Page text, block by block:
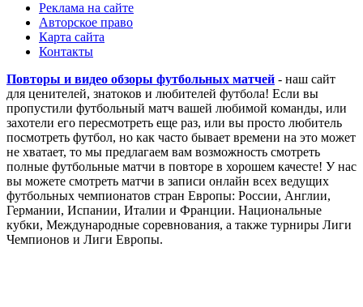
Реклама на сайте
Авторское право
Карта сайта
Контакты
Повторы и видео обзоры футбольных матчей - наш сайт
для ценителей, знатоков и любителей футбола! Если вы
пропустили футбольный матч вашей любимой команды, или
захотели его пересмотреть еще раз, или вы просто любитель
посмотреть футбол, но как часто бывает времени на это может
не хватает, то мы предлагаем вам возможность смотреть
полные футбольные матчи в повторе в хорошем качесте! У нас
вы можете смотреть матчи в записи онлайн всех ведущих
футбольных чемпионатов стран Европы: России, Англии,
Германии, Испании, Италии и Франции. Национальные
кубки, Международные соревнования, а также турниры Лиги
Чемпионов и Лиги Европы.